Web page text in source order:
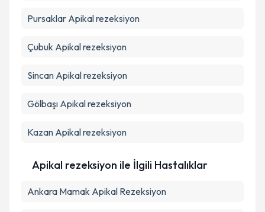
Pursaklar Apikal rezeksiyon
Çubuk Apikal rezeksiyon
Sincan Apikal rezeksiyon
Gölbaşı Apikal rezeksiyon
Kazan Apikal rezeksiyon
Apikal rezeksiyon ile İlgili Hastalıklar
Ankara Mamak Apikal Rezeksiyon